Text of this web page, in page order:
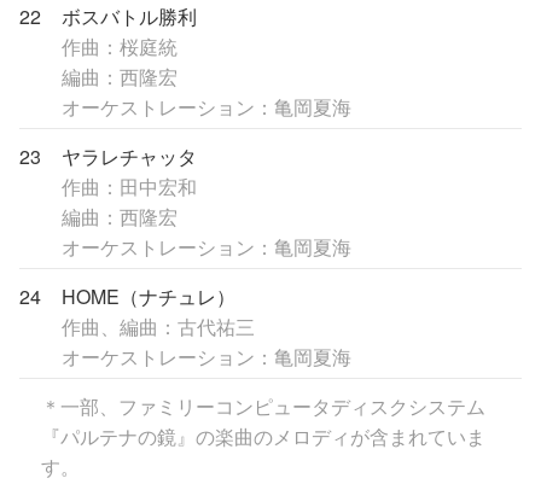
22
ボスバトル勝利
作曲：桜庭統
編曲：西隆宏
オーケストレーション：亀岡夏海
23
ヤラレチャッタ
作曲：田中宏和
編曲：西隆宏
オーケストレーション：亀岡夏海
24
HOME（ナチュレ）
作曲、編曲：古代祐三
オーケストレーション：亀岡夏海
＊一部、ファミリーコンピュータディスクシステム
『パルテナの鏡』の楽曲のメロディが含まれていま
す。